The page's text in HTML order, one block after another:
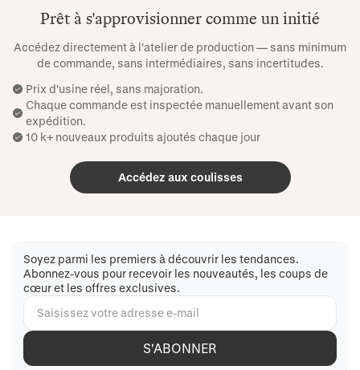
Prêt à s'approvisionner comme un initié
Accédez directement à l'atelier de production — sans minimum
de commande, sans intermédiaires, sans incertitudes.
Prix ​​d'usine réel, sans majoration.
Chaque commande est inspectée manuellement avant son
expédition.
10 k+ nouveaux produits ajoutés chaque jour
Accédez aux coulisses
Soyez parmi les premiers à découvrir les tendances.
Abonnez-vous pour recevoir les nouveautés, les coups de
cœur et les offres exclusives.
S'ABONNER